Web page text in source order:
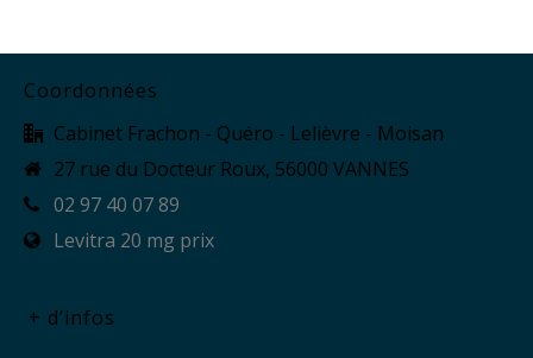
Coordonnées
Cabinet Frachon - Quéro - Lelièvre - Moisan
27 rue du Docteur Roux, 56000 VANNES
02 97 40 07 89
Levitra 20 mg prix
+ d’infos